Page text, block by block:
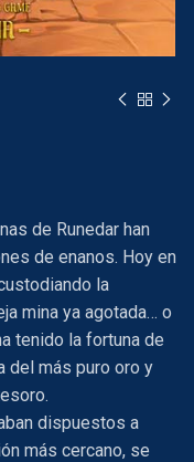
de Runedar han
de enanos. Hoy en
la
mina ya agotada… o
tenido la fortuna de
del más puro oro y
dispuestos a
más cercano, se